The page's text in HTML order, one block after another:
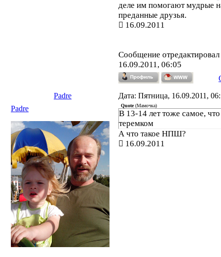
деле им помогают мудрые
преданные друзья.
16.09.2011
Сообщение отредактировал
16.09.2011, 06:05
Padre
Дата: Пятница, 16.09.2011,
Padre
Quote(Мамочка)
В 13-14 лет тоже самое,
теремком
А что такое НПШ?
16.09.2011